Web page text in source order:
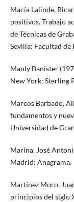
Macía Lalinde,
positivos. Trabajo
de Técnicas de
Sevilla: Facultad de
Manly Banister
New York: Sterling
Marcos Barbado,
fundamentos y
Universidad de
Marina, José
Madrid: Anagrama.
Martínez Moro,
principios del siglo